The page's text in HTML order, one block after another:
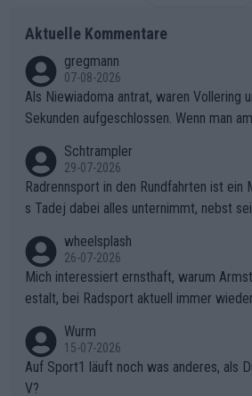
Aktuelle Kommentare
gregmann
07-08-2026
Als Niewiadoma antrat, waren Vollering
Sekunden aufgeschlossen. Wenn man
ering die 7 Sekunden zu Niewiadoma
d den Abstand hat anwachsen lassen.
Fehler, der den Tour Sieg kosten
Zögerlichkeit von Demi Vollering in
ntscheidende Puzzleteil, das Katarzyna
um Gelben Trikot geöffnet hat.Das
t VentouxDie psychologische Falle:
ser Phase darauf, dass Marlen Reusser
achführarbeit leistet, um ihre
r Pokereinsatz: Anstatt die
Schtrampler
29-07-2026
Radrennsport in den Rundfahrten ist ein
s Tadej dabei alles unternimmt, nebst seinen
ganze Team auch mental stark zu
olg teilzuhaben, ist ihm ganz hoch
chen weit über den Radsport hinaus.
wheelsplash
26-07-2026
Mich interessiert ernsthaft, warum
estalt, bei Radsport aktuell immer
Wurm
15-07-2026
Auf Sport1 läuft noch was anderes, als
V?